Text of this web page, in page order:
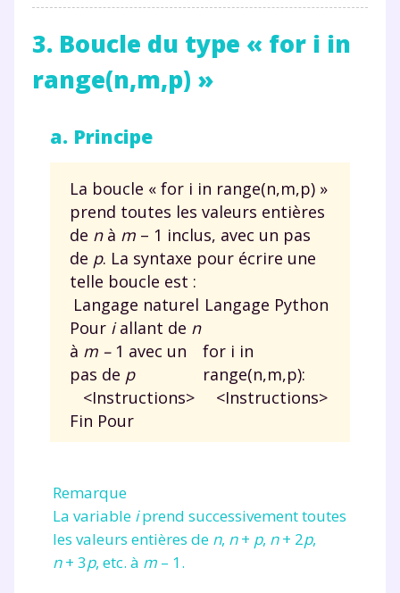
3. Boucle du type « for i in
range(n,m,p) »
a. Principe
La boucle « for i in range(n,m,p) »
prend toutes les valeurs entières
de nà m – 1 inclus, avec un pas
de p. La syntaxe pour écrire une
telle boucle est :
Langage naturel Langage Python
Pour iallant de n
à m –1 avec un
pas de p
<Instructions>
Fin Pour
for i in
range(n,m,p):
<Instructions>
Remarque
La variable iprend successivement toutes
les valeurs entières de n, n+ p, n+ 2p,
n+ 3p, etc. à m – 1.
Testez gratuitement
pendant 24h notre
scolaire !
Fiches de cours et vidéos ,
exercices
corrigés, podcasts de révisions
Unespace dédié aux parents pour
suivre les progrès
Tout le programme scolaire du CP à
la Terminale
Des profs expérimentés disponibles
à la demande par tchat, audio ou
vidéo
* Votre code d'accès sera envoyé à cette adresse e-mail. En
renseignant votre e-mail, vous consentez à ce que vos
données à caractère personnel soient traitées par SEJER, sous
la marque myMaxicours, afin que SEJER puisse vous donner
accès au service de soutien scolaire pendant 24h. Pour en
savoir plus sur la gestion de vos données personnelles et